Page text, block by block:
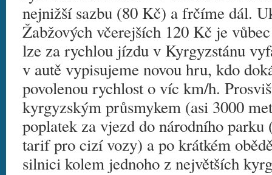
nejnižší sazbu (80 Kč) a frčíme dál.
Žabžových včerejších 120 Kč je
lze za rychlou jízdu v Kyrgyzstánu
v autě vypisujeme novou hru, kdo
povolenou rychlost o víc km/h.
kyrgyzským průsmykem (asi 3000
poplatek za vjezd do národního
tarif pro cizí vozy) a po krátkém
silnici kolem jednoho z největších